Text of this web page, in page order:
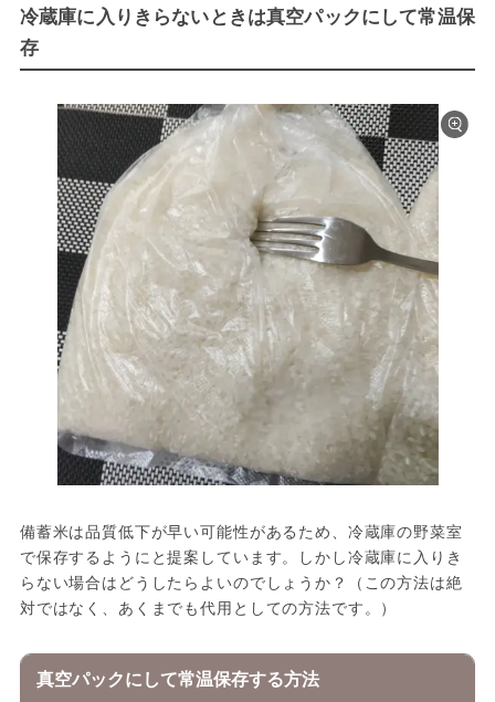
冷蔵庫に入りきらないときは真空パックにして常温保
存
備蓄米は品質低下が早い可能性があるため、冷蔵庫の野菜室
で保存するようにと提案しています。しかし冷蔵庫に入りき
らない場合はどうしたらよいのでしょうか？（この方法は絶
対ではなく、あくまでも代用としての方法です。）
真空パックにして常温保存する方法